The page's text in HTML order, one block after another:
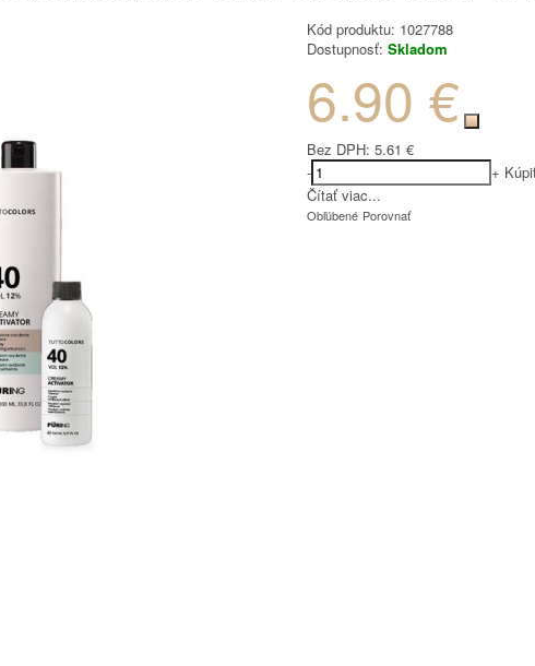
Kód produktu: 1027788
Dostupnosť: Skladom
6.90 €
Bez DPH: 5.61 €
-
+
Čítať viac...
Obľúbené Porovnať